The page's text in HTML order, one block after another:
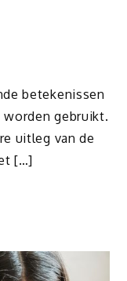
betekenissen
gebruikt.
uitleg van de
[…]